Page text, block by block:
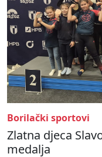
Borilački sportovi
Zlatna djeca
medalja